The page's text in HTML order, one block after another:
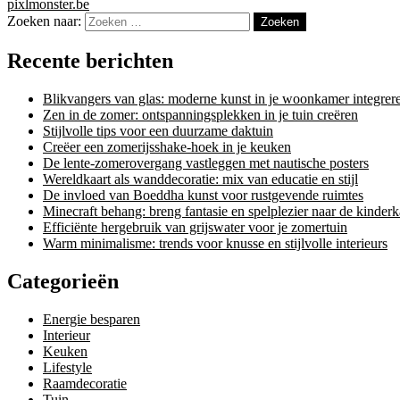
pixlmonster.be
Zoeken naar:
Recente berichten
Blikvangers van glas: moderne kunst in je woonkamer
Zen in de zomer: ontspanningsplekken in je tuin creëren
Stijlvolle tips voor een duurzame daktuin
Creëer een zomerijsshake-hoek in je keuken
De lente-zomerovergang vastleggen met nautische posters
Wereldkaart als wanddecoratie: mix van educatie en stijl
De invloed van Boeddha kunst voor rustgevende ruimtes
Minecraft behang: breng fantasie en spelplezier naar de
Efficiënte hergebruik van grijswater voor je zomertuin
Warm minimalisme: trends voor knusse en stijlvolle interieurs
Categorieën
Energie besparen
Interieur
Keuken
Lifestyle
Raamdecoratie